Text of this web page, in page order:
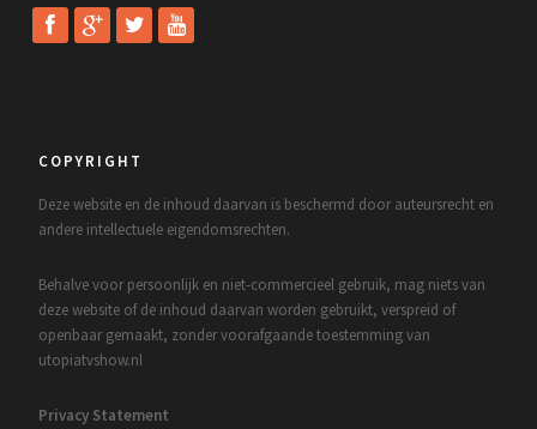
COPYRIGHT
Deze website en de inhoud daarvan is beschermd door auteursrecht en
andere intellectuele eigendomsrechten.
Behalve voor persoonlijk en niet-commercieel gebruik, mag niets van
deze website of de inhoud daarvan worden gebruikt, verspreid of
openbaar gemaakt, zonder voorafgaande toestemming van
utopiatvshow.nl
Privacy Statement